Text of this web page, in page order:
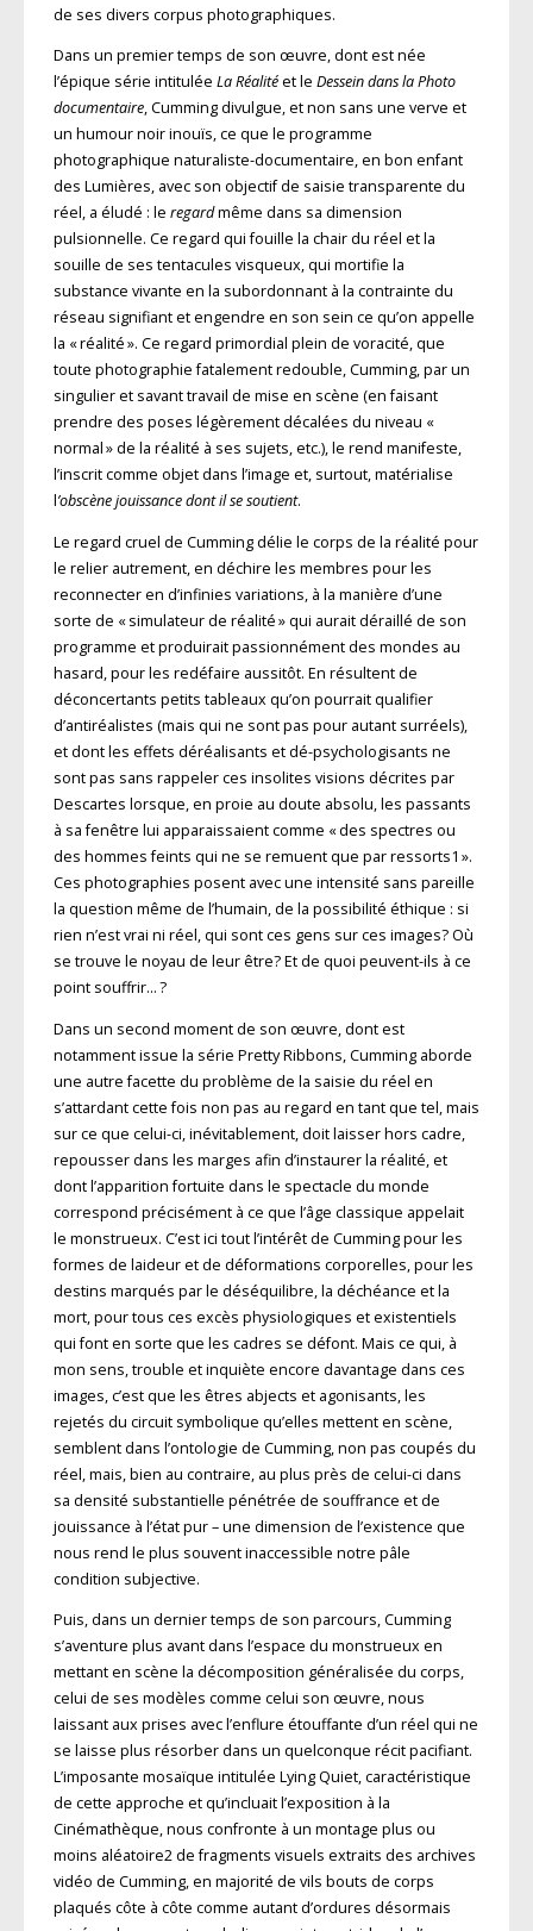
de ses divers corpus photographiques.
Dans un premier temps de son œuvre, dont est née
l’épique série intitulée La Réalitéet le Desseindans la Photo
documentaire, Cumming divulgue, et non sans une verve et
un humour noir inouïs, ce que le programme
photographique naturaliste-documentaire, en bon enfant
des Lumières, avec son objectif de saisie transparente du
réel, a éludé : le regardmême dans sa dimension
pulsionnelle. Ce regard qui fouille la chair du réel et la
souille de ses tentacules visqueux, qui mortifie la
substance vivante en la subordonnant à la contrainte du
réseau signifiant et engendre en son sein ce qu’on appelle
la « réalité ». Ce regard primordial plein de voracité, que
toute photographie fatalement redouble, Cumming, par un
singulier et savant travail de mise en scène (en faisant
prendre des poses légèrement décalées du niveau «
normal » de la réalité à ses sujets, etc.), le rend manifeste,
l’inscrit comme objet dans l’image et, surtout, matérialise
l’obscène jouissance dont il se soutient.
Le regard cruel de Cumming délie le corps de la réalité pour
le relier autrement, en déchire les membres pour les
reconnecter en d’infinies variations, à la manière d’une
sorte de « simulateur de réalité » qui aurait déraillé de son
programme et produirait passionnément des mondes au
hasard, pour les redéfaire aussitôt. En résultent de
déconcertants petits tableaux qu’on pourrait qualifier
d’antiréalistes (mais qui ne sont pas pour autant surréels),
et dont les effets déréalisants et dé-psychologisants ne
sont pas sans rappeler ces insolites visions décrites par
Descartes lorsque, en proie au doute absolu, les passants
à sa fenêtre lui apparaissaient comme « des spectres ou
des hommes feints qui ne se remuent que par ressorts1 ».
Ces photographies posent avec une intensité sans pareille
la question même de l’humain, de la possibilité éthique : si
rien n’est vrai ni réel, qui sont ces gens sur ces images? Où
se trouve le noyau de leur être? Et de quoi peuvent-ils à ce
point souffrir… ?
Dans un second moment de son œuvre, dont est
notamment issue la série Pretty Ribbons, Cumming aborde
une autre facette du problème de la saisie du réel en
s’attardant cette fois non pas au regard en tant que tel, mais
sur ce que celui-ci, inévitablement, doit laisser hors cadre,
repousser dans les marges afin d’instaurer la réalité, et
dont l’apparition fortuite dans le spectacle du monde
correspond précisément à ce que l’âge classique appelait
le monstrueux. C’est ici tout l’intérêt de Cumming pour les
formes de laideur et de déformations corporelles, pour les
destins marqués par le déséquilibre, la déchéance et la
mort, pour tous ces excès physiologiques et existentiels
qui font en sorte que les cadres se défont. Mais ce qui, à
mon sens, trouble et inquiète encore davantage dans ces
images, c’est que les êtres abjects et agonisants, les
rejetés du circuit symbolique qu’elles mettent en scène,
semblent dans l’ontologie de Cumming, non pas coupés du
réel, mais, bien au contraire, au plus près de celui-ci dans
sa densité substantielle pénétrée de souffrance et de
jouissance à l’état pur – une dimension de l’existence que
nous rend le plus souvent inaccessible notre pâle
condition subjective.
Puis, dans un dernier temps de son parcours, Cumming
s’aventure plus avant dans l’espace du monstrueux en
mettant en scène la décomposition généralisée du corps,
celui de ses modèles comme celui son œuvre, nous
laissant aux prises avec l’enflure étouffante d’un réel qui ne
se laisse plus résorber dans un quelconque récit pacifiant.
L’imposante mosaïque intitulée Lying Quiet, caractéristique
de cette approche et qu’incluait l’exposition à la
Cinémathèque, nous confronte à un montage plus ou
moins aléatoire2 de fragments visuels extraits des archives
vidéo de Cumming, en majorité de vils bouts de corps
plaqués côte à côte comme autant d’ordures désormais